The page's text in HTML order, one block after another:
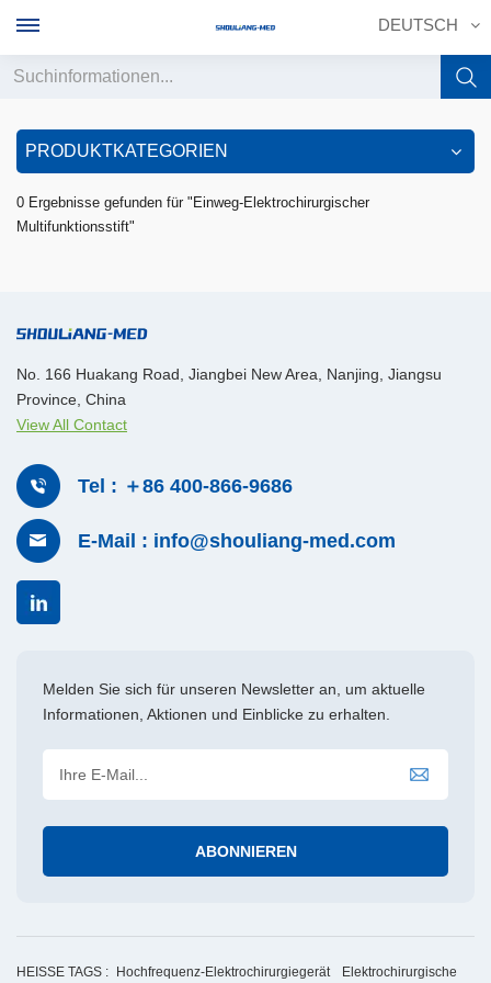
DEUTSCH
English
français
español
PRODUKTKATEGORIEN
0 Ergebnisse gefunden für "Einweg-Elektrochirurgischer
Multifunktionsstift"
No. 166 Huakang Road, Jiangbei New Area, Nanjing, Jiangsu
Province, China
View All Contact
Tel : ＋86 400-866-9686
E-Mail : info@shouliang-med.com
Melden Sie sich für unseren Newsletter an, um aktuelle
Informationen, Aktionen und Einblicke zu erhalten.
HEISSE TAGS : Hochfrequenz-Elektrochirurgiegerät Elektrochirurgische